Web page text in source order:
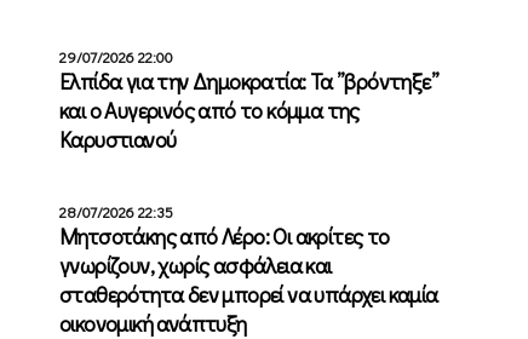
29/07/2026 22:00
Ελπίδα για την Δημοκρατία: Τα ”βρόντηξε”
και ο Αυγερινός από το κόμμα της
Καρυστιανού
28/07/2026 22:35
Μητσοτάκης από Λέρο: Οι ακρίτες το
γνωρίζουν, χωρίς ασφάλεια και
σταθερότητα δεν μπορεί να υπάρχει καμία
οικονομική ανάπτυξη